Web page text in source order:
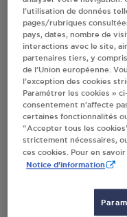
STATION AGIP
RD 562
83440CALLIAN
GAMM VERT
ROND POINT
l’utilisation de données
pages/rubriques
pays, dates, nombre de
interactions avec le site,
partenaires tiers, y
de l’Union européenne.
l’exception des cookies
Paramétrer les cookies »
consentement n’affecte
certaines fonctionnalités
“Accepter tous les
strictement nécessaires,
ces cookies. Pour en savoir
Notice d'information